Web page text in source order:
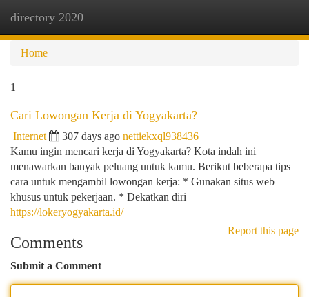
directory 2020
Home
1
Cari Lowongan Kerja di Yogyakarta?
Internet 307 days ago nettiekxql938436
Kamu ingin mencari kerja di Yogyakarta? Kota indah ini
menawarkan banyak peluang untuk kamu. Berikut beberapa tips
cara untuk mengambil lowongan kerja: * Gunakan situs web
khusus untuk pekerjaan. * Dekatkan diri
https://lokeryogyakarta.id/
Report this page
Comments
Submit a Comment